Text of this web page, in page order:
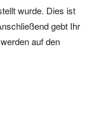
wurde. Dies ist
gebt Ihr
auf den